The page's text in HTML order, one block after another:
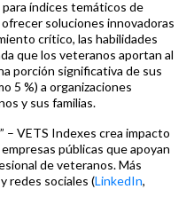
índices temáticos de
soluciones innovadoras
crítico, las habilidades
que los veteranos aportan al
porción significativa de sus
5 %) a organizaciones
y sus familias.
– VETS Indexes crea impacto
públicas que apoyan
de veteranos. Más
y redes sociales (LinkedIn,